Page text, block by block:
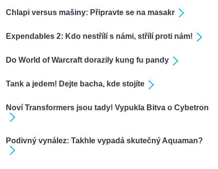
Chlapi versus mašiny: Připravte se na masakr
Expendables 2: Kdo nestřílí s námi, střílí proti nám!
Do World of Warcraft dorazily kung fu pandy
Tank a jedem! Dejte bacha, kde stojíte
Noví Transformers jsou tady! Vypukla Bitva o Cybetron
Podivný vynález: Takhle vypadá skutečný Aquaman?